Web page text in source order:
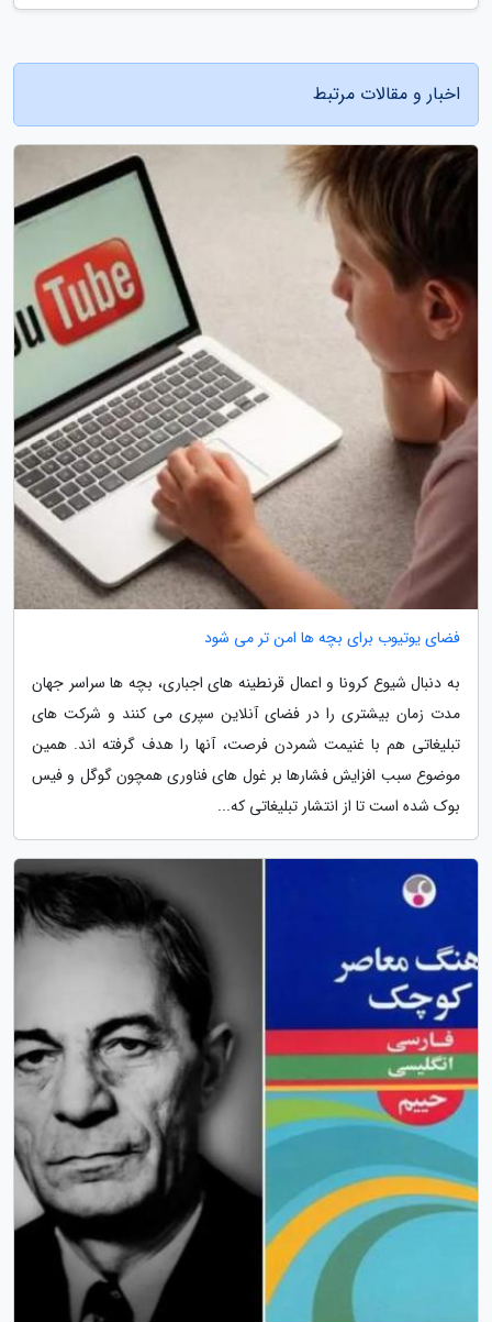
اخبار و مقالات مرتبط
فضای یوتیوب برای بچه ها امن تر می شود
به دنبال شیوع کرونا و اعمال قرنطینه های اجباری، بچه ها سراسر جهان
مدت زمان بیشتری را در فضای آنلاین سپری می کنند و شرکت های
تبلیغاتی هم با غنیمت شمردن فرصت، آنها را هدف گرفته اند. همین
موضوع سبب افزایش فشارها بر غول های فناوری همچون گوگل و فیس
بوک شده است تا از انتشار تبلیغاتی که...